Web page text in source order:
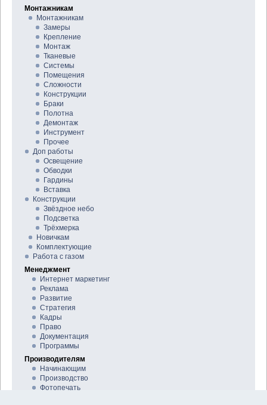
Монтажникам
Монтажникам
Замеры
Крепление
Монтаж
Тканевые
Системы
Помещения
Сложности
Конструкции
Браки
Полотна
Демонтаж
Инструмент
Прочее
Доп работы
Освещение
Обводки
Гардины
Вставка
Конструкции
Звёздное небо
Подсветка
Трёхмерка
Новичкам
Комплектующие
Работа с газом
Менеджмент
Интернет маркетинг
Реклама
Развитие
Стратегия
Кадры
Право
Документация
Программы
Производителям
Начинающим
Производство
Фотопечать